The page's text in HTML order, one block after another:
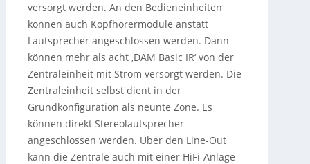
versorgt werden. An den Bedieneinheiten
können auch Kopfhörermodule anstatt
Lautsprecher angeschlossen werden. Dann
können mehr als acht ‚DAM Basic IR‘ von der
Zentraleinheit mit Strom versorgt werden. Die
Zentraleinheit selbst dient in der
Grundkonfiguration als neunte Zone. Es
können direkt Stereolautsprecher
angeschlossen werden. Über den Line-Out
kann die Zentrale auch mit einer HiFi-Anlage